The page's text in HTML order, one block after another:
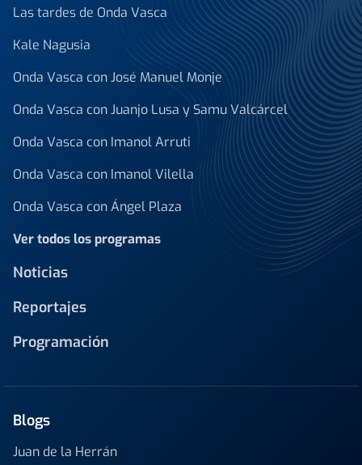
Las tardes de Onda Vasca
Kale Nagusia
Onda Vasca con José Manuel Monje
Onda Vasca con Juanjo Lusa y Samu Valcárcel
Onda Vasca con Imanol Arruti
Onda Vasca con Imanol Vilella
Onda Vasca con Ángel Plaza
Ver todos los programas
Noticias
Reportajes
Programación
Blogs
Juan de la Herrán